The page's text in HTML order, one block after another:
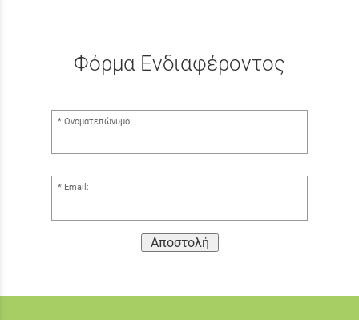
Φόρμα Ενδιαφέροντος
Ονοματεπώνυμο:
Email:
Αποστολή